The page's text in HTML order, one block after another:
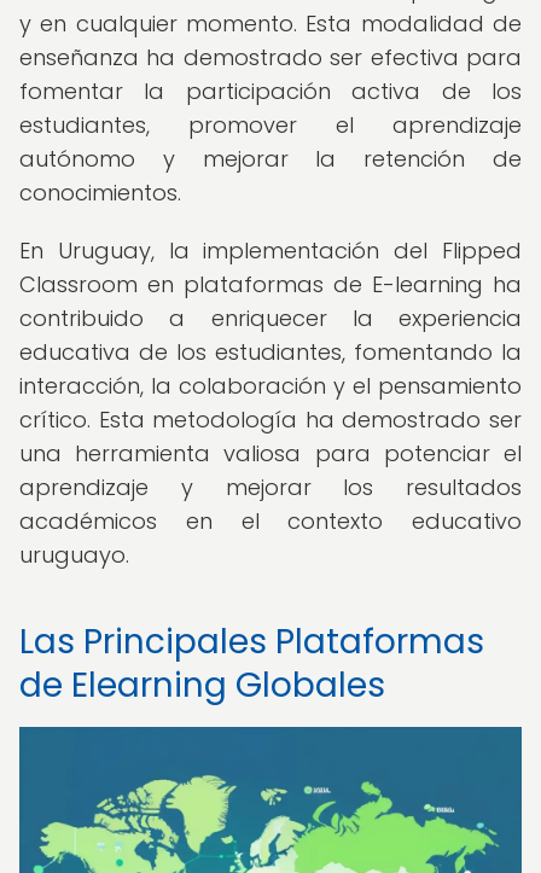
y en cualquier momento. Esta modalidad de
enseñanza ha demostrado ser efectiva para
fomentar la participación activa de los
estudiantes, promover el aprendizaje
autónomo y mejorar la retención de
conocimientos.
En Uruguay, la implementación del Flipped
Classroom en plataformas de E-learning ha
contribuido a enriquecer la experiencia
educativa de los estudiantes, fomentando la
interacción, la colaboración y el pensamiento
crítico. Esta metodología ha demostrado ser
una herramienta valiosa para potenciar el
aprendizaje y mejorar los resultados
académicos en el contexto educativo
uruguayo.
Las Principales Plataformas
de Elearning Globales